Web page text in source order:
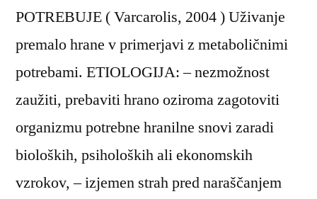
POTREBUJE ( Varcarolis, 2004 ) Uživanje
premalo hrane v primerjavi z metaboličnimi
potrebami. ETIOLOGIJA: – nezmožnost
zaužiti, prebaviti hrano oziroma zagotoviti
organizmu potrebne hranilne snovi zaradi
bioloških, psiholoških ali ekonomskih
vzrokov, – izjemen strah pred naraščanjem